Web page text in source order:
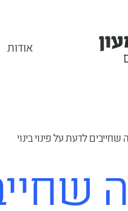
אודות
שחייבים לדעת על פינוי בינוי